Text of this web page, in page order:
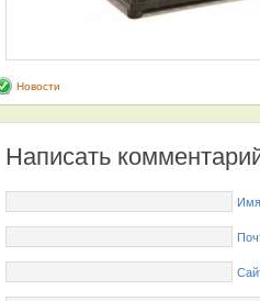
Новости
Написать